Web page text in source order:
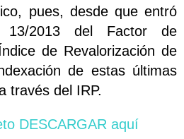
pues, desde que entró
2013 del Factor de
de Revalorización de
de estas últimas
través del IRP.
DESCARGAR aquí